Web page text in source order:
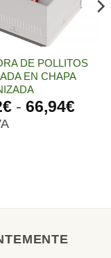
DE POLLITOS
EN CHAPA
€ - 66,94€